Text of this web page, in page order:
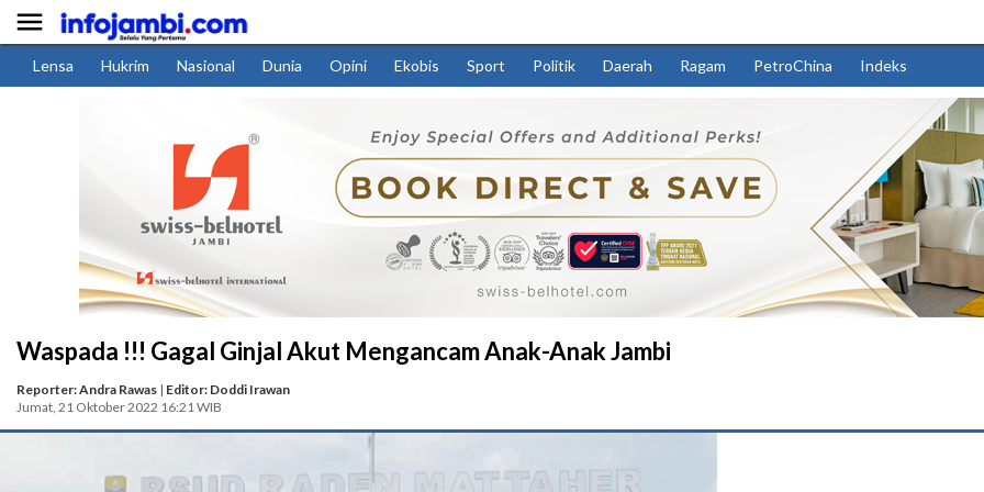

Lensa Hukrim Nasional Dunia Opini Ekobis Sport Politik Daerah Ragam PetroChina Indeks
Waspada !!! Gagal Ginjal Akut Mengancam Anak-Anak Jambi
Reporter: Andra Rawas | Editor: Doddi Irawan
Jumat, 21 Oktober 2022 16:21 WIB